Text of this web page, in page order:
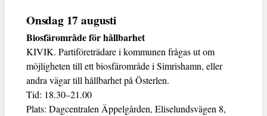
Onsdag 17 augusti
Biosfärområde för hållbarhet
KIVIK. Partiföreträdare i kommunen frågas ut om
möjligheten till ett biosfärområde i Simrishamn, eller
andra vägar till hållbarhet på Österlen.
Tid: 18.30–21.00
Plats: Dagcentralen Äppelgården, Eliselundsvägen 8,